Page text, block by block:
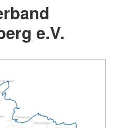
e.V.